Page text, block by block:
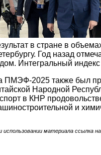
в стране в
Год назад
Интегральный
ПМЭФ-2025 также был
Народной
в КНР
и
использовании материала ссылка